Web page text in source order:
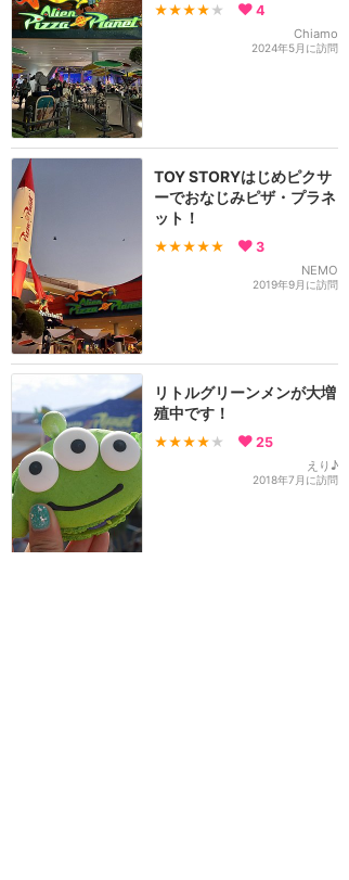
★★★★ ★ 4
Chiamo
2024年5月に訪問
TOY STORYはじめピクサ
ーでおなじみピザ・プラネ
ット！
★★★★★ 3
NEMO
2019年9月に訪問
リトルグリーンメンが大増
殖中です！
★★★★ ★ 25
えり♪
2018年7月に訪問